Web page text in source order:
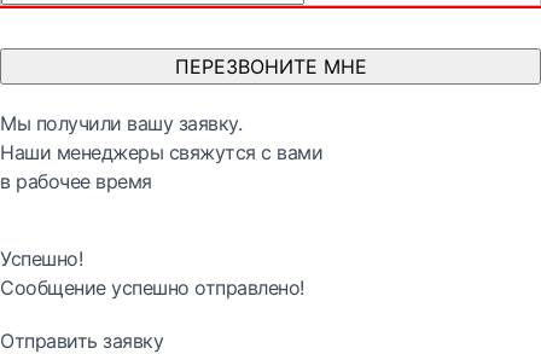
ПЕРЕЗВОНИТЕ МНЕ
Мы получили вашу заявку.
Наши менеджеры свяжутся с вами
в рабочее время
Успешно!
Сообщение успешно отправлено!
Отправить заявку